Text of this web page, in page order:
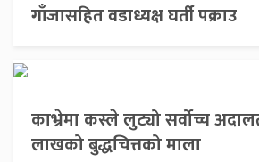
गाँजासहित वडाध्यक्ष घर्ती पक्राउ
काभ्रेमा कस्ले लुट्यो सर्वोच्च
लाखको बुद्धचित्तको माला